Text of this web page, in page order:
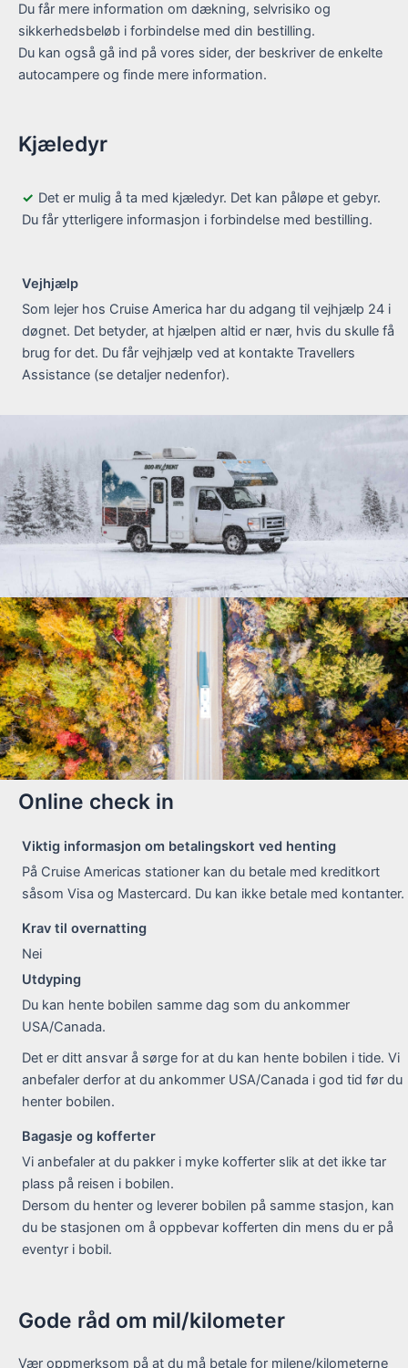
Du får mere information om dækning, selvrisiko og
sikkerhedsbeløb i forbindelse med din bestilling.
Du kan også gå ind på vores sider, der beskriver de enkelte
autocampere og finde mere information.
Kjæledyr
Det er mulig å ta med kjæledyr. Det kan påløpe et gebyr.
Du får ytterligere informasjon i forbindelse med bestilling.
Vejhjælp
Som lejer hos Cruise America har du adgang til vejhjælp 24 i
døgnet. Det betyder, at hjælpen altid er nær, hvis du skulle få
brug for det. Du får vejhjælp ved at kontakte Travellers
Assistance (se detaljer nedenfor).
Online check in
Viktig informasjon om betalingskort ved henting
På Cruise Americas stationer kan du betale med kreditkort
såsom Visa og Mastercard. Du kan ikke betale med kontanter.
Krav til overnatting
Nei
Utdyping
Du kan hente bobilen samme dag som du ankommer
USA/Canada.
Det er ditt ansvar å sørge for at du kan hente bobilen i tide. Vi
anbefaler derfor at du ankommer USA/Canada i god tid før du
henter bobilen.
Bagasje og kofferter
Vi anbefaler at du pakker i myke kofferter slik at det ikke tar
plass på reisen i bobilen.
Dersom du henter og leverer bobilen på samme stasjon, kan
du be stasjonen om å oppbevar kofferten din mens du er på
eventyr i bobil.
Gode råd om mil/kilometer
Vær oppmerksom på at du må betale for milene/kilometerne